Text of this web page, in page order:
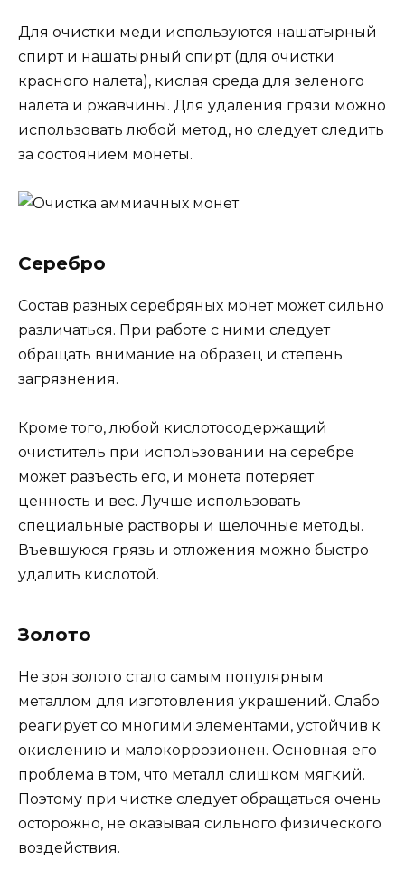
Для очистки меди используются нашатырный
спирт и нашатырный спирт (для очистки
красного налета), кислая среда для зеленого
налета и ржавчины. Для удаления грязи можно
использовать любой метод, но следует следить
за состоянием монеты.
Серебро
Состав разных серебряных монет может сильно
различаться. При работе с ними следует
обращать внимание на образец и степень
загрязнения.
Кроме того, любой кислотосодержащий
очиститель при использовании на серебре
может разъесть его, и монета потеряет
ценность и вес. Лучше использовать
специальные растворы и щелочные методы.
Въевшуюся грязь и отложения можно быстро
удалить кислотой.
Золото
Не зря золото стало самым популярным
металлом для изготовления украшений. Слабо
реагирует со многими элементами, устойчив к
окислению и малокоррозионен. Основная его
проблема в том, что металл слишком мягкий.
Поэтому при чистке следует обращаться очень
осторожно, не оказывая сильного физического
воздействия.